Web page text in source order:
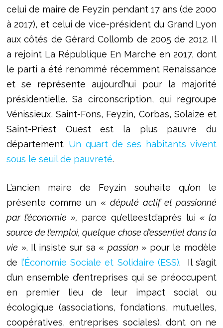
celui de maire de Feyzin pendant 17 ans (de 2000
à 2017), et celui de vice-président du Grand Lyon
aux côtés de Gérard Collomb de 2005 de 2012. Il
a rejoint La République En Marche en 2017, dont
le parti a été renommé récemment Renaissance
et se représente aujourd’hui pour la majorité
présidentielle. Sa circonscription, qui regroupe
Vénissieux, Saint-Fons, Feyzin, Corbas, Solaize et
Saint-Priest Ouest est la plus pauvre du
département. Un quart de ses habitants vivent
sous le seuil de pauvreté.
L’ancien maire de Feyzin souhaite qu’on le
présente comme un «député actif et passionné
par l’économie », parce qu’elleestd’après lui « la
source de l’emploi, quelque chose d’essentiel dans la
vie ». Il insiste sur sa «passion » pour le modèle
de l’Économie Sociale et Solidaire (ESS). Il s’agit
d’un ensemble d’entreprises qui se préoccupent
en premier lieu de leur impact social ou
écologique (associations, fondations, mutuelles,
coopératives, entreprises sociales), dont on ne